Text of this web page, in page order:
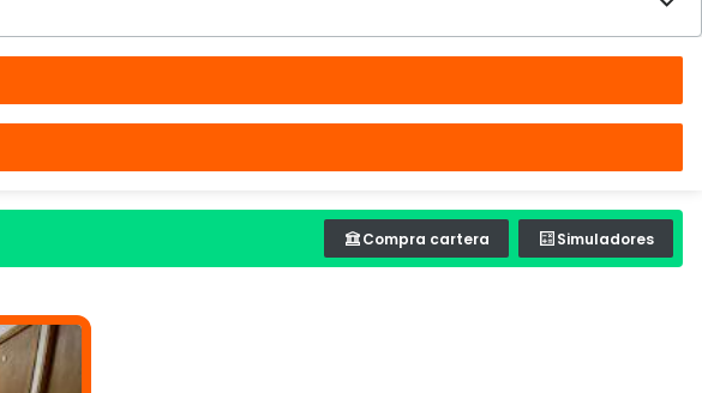
Compra cartera Simuladores